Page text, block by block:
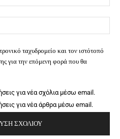
ταχυδρομείο και τον ιστότοπό
για την επόμενη φορά που θα
για νέα σχόλια μέσω email.
για νέα άρθρα μέσω email.